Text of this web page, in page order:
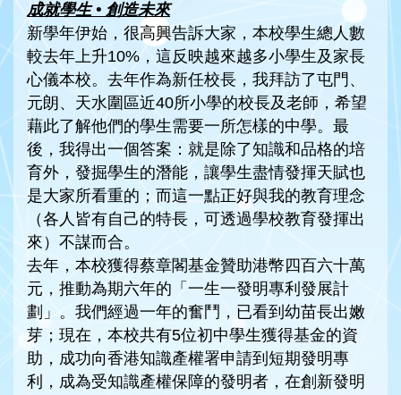
成就學生 • 創造未來
新學年伊始，很高興告訴大家，本校學生總人數
較去年上升10%，這反映越來越多小學生及家長
心儀本校。去年作為新任校長，我拜訪了屯門、
元朗、天水圍區近40所小學的校長及老師，希望
藉此了解他們的學生需要一所怎樣的中學。最
後，我得出一個答案：就是除了知識和品格的培
育外，發掘學生的潛能，讓學生盡情發揮天賦也
是大家所看重的；而這一點正好與我的教育理念
（各人皆有自己的特長，可透過學校教育發揮出
來）不謀而合。
去年，本校獲得蔡章閣基金贊助港幣四百六十萬
元，推動為期六年的「一生一發明專利發展計
劃」。我們經過一年的奮鬥，已看到幼苗長出嫩
芽；現在，本校共有5位初中學生獲得基金的資
助，成功向香港知識產權署申請到短期發明專
利，成為受知識產權保障的發明者，在創新發明